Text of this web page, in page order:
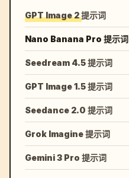
GPT Image 2 提示词
Nano Banana Pro 提示词
Seedream 4.5 提示词
GPT Image 1.5 提示词
Seedance 2.0 提示词
Grok Imagine 提示词
Gemini 3 Pro 提示词